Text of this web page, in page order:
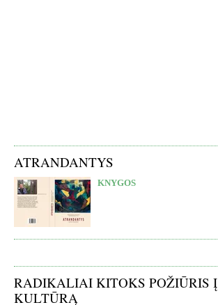
ATRANDANTYS
KNYGOS
RADIKALIAI KITOKS POŽIŪRIS Į
KULTŪRĄ